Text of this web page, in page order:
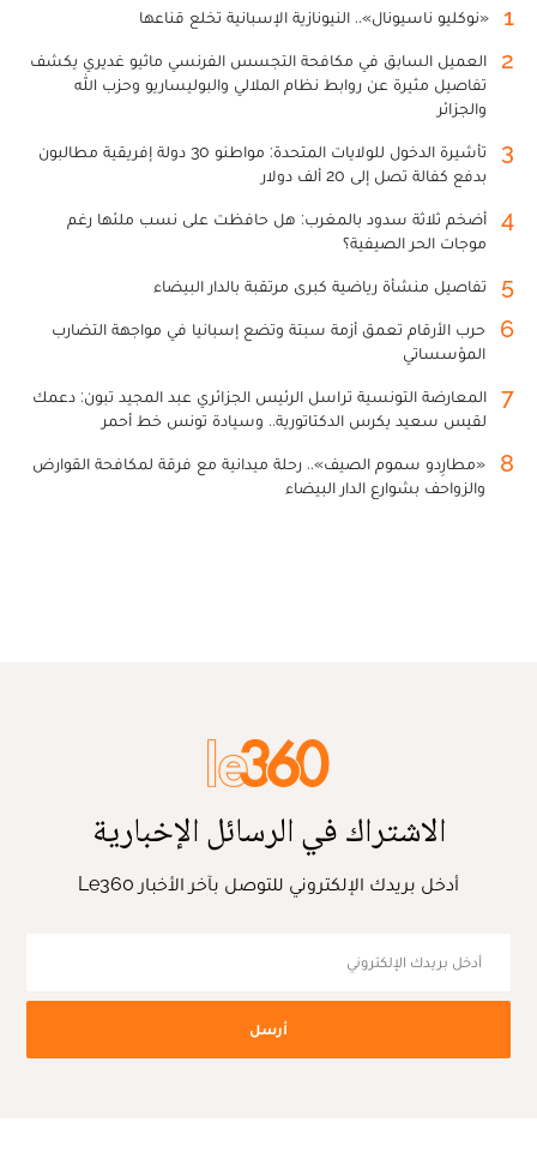
1 «نوكليو ناسيونال».. النيونازية الإسبانية تخلع قناعها
2
العميل السابق في مكافحة التجسس الفرنسي ماثيو غديري يكشف
تفاصيل مثيرة عن روابط نظام الملالي والبوليساريو وحزب الله
والجزائر
3
تأشيرة الدخول للولايات المتحدة: مواطنو 30 دولة إفريقية مطالبون
بدفع كفالة تصل إلى 20 ألف دولار
4
أضخم ثلاثة سدود بالمغرب: هل حافظت على نسب ملئها رغم
موجات الحر الصيفية؟
5 تفاصيل منشأة رياضية كبرى مرتقبة بالدار البيضاء
6
حرب الأرقام تعمق أزمة سبتة وتضع إسبانيا في مواجهة التضارب
المؤسساتي
7
المعارضة التونسية تراسل الرئيس الجزائري عبد المجيد تبون: دعمك
لقيس سعيد يكرس الدكتاتورية.. وسيادة تونس خط أحمر
8
«مطارِدو سموم الصيف».. رحلة ميدانية مع فرقة لمكافحة القوارض
والزواحف بشوارع الدار البيضاء
الاشتراك في الرسائل الإخبارية
أدخل بريدك الإلكتروني للتوصل بآخر الأخبار Le360
أرسل